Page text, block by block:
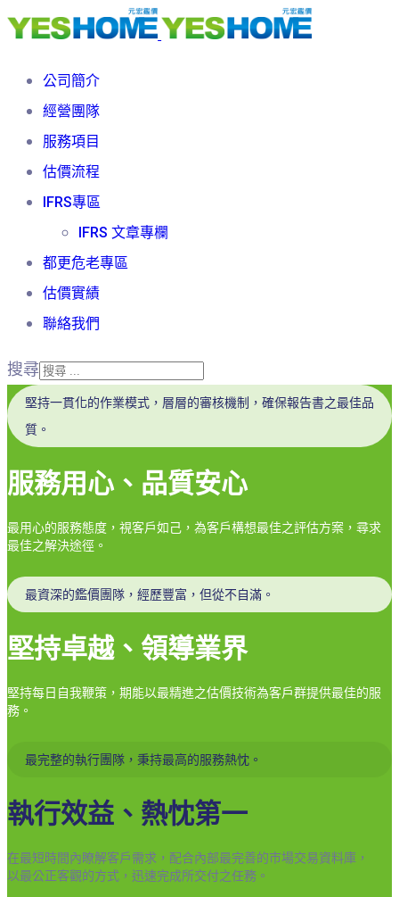
公司簡介
經營團隊
服務項目
估價流程
IFRS專區
IFRS 文章專欄
都更危老專區
估價實績
聯絡我們
搜尋
堅持一貫化的作業模式，層層的審核機制，確保報告書之最佳品
質。
服務用心、品質安心
最用心的服務態度，視客戶如己，為客戶構想最佳之評估方案，尋求
最佳之解決途徑。
最資深的鑑價團隊，經歷豐富，但從不自滿。
堅持卓越、領導業界
堅持每日自我鞭策，期能以最精進之估價技術為客戶群提供最佳的服
務。
最完整的執行團隊，秉持最高的服務熱忱。
執行效益、熱忱第一
在最短時間內瞭解客戶需求，配合內部最完善的市場交易資料庫，
以最公正客觀的方式，迅速完成所交付之任務。